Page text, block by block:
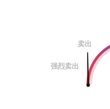
卖出
强烈卖出